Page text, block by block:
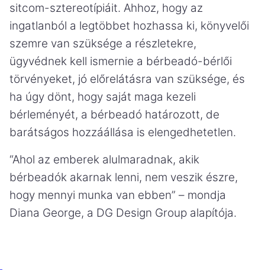
sitcom-sztereotípiáit. Ahhoz, hogy az
ingatlanból a legtöbbet hozhassa ki, könyvelői
szemre van szüksége a részletekre,
ügyvédnek kell ismernie a bérbeadó-bérlői
törvényeket, jó előrelátásra van szüksége, és
ha úgy dönt, hogy saját maga kezeli
bérleményét, a bérbeadó határozott, de
barátságos hozzáállása is elengedhetetlen.
“Ahol az emberek alulmaradnak, akik
bérbeadók akarnak lenni, nem veszik észre,
hogy mennyi munka van ebben” – mondja
Diana George, a DG Design Group alapítója.